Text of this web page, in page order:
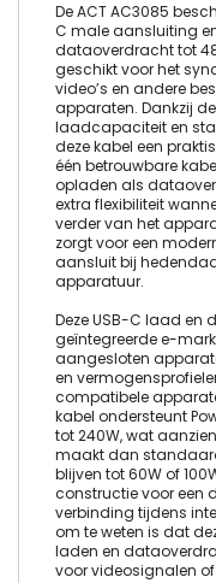
De ACT AC3085
C male aansluiting
dataoverdracht tot
geschikt voor het
video’s en andere
apparaten. Dankzij
laadcapaciteit en
deze kabel een
één betrouwbare
opladen als
extra flexibiliteit
verder van het
zorgt voor een
aansluit bij
apparatuur.
Deze USB-C laad en
geïntegreerde e-
aangesloten
en
compatibele
kabel ondersteunt
tot 240W, wat
maakt dan
blijven tot 60W of
constructie voor een
verbinding tijdens
om te weten is dat
laden en
voor videosignalen of